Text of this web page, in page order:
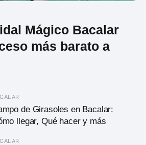
Mágico Bacalar
más barato a
de Girasoles en Bacalar:
llegar, Qué hacer y más